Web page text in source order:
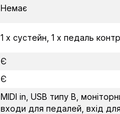
Немає
1 x сустейн, 1 x педаль
Є
Є
MIDI in, USB типу B,
входи для педалей, вхід